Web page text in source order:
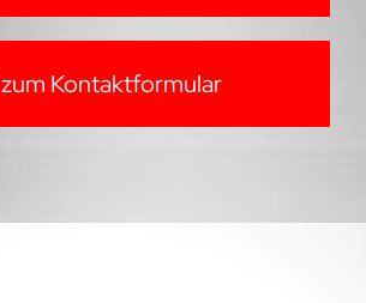
zum Kontaktformular